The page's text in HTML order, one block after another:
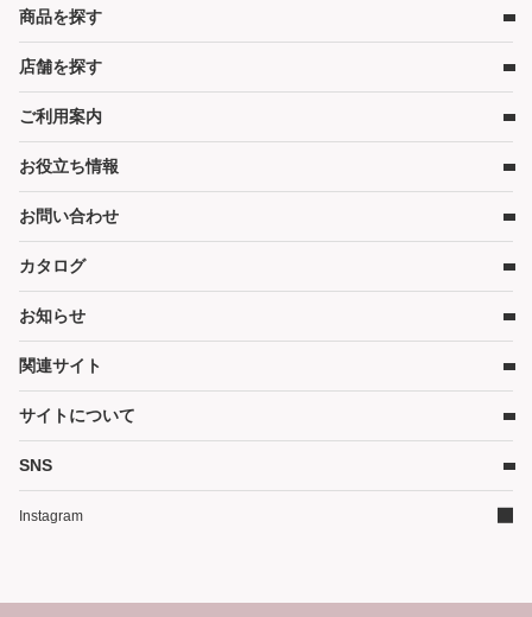
商品を探す
ベビー用品
ベビーベッド
ベビーマットレス・ベビー布団
チャイルドシート
ハイローチェア・ベビーチェア
スケール・バス
お部屋・安全用品
暮らし用品
その他グッズ
ご家庭商品サイト
ランキング
店舗を探す
店舗検索
ご利用案内
レンタルの流れ
受取り方法と送料
在庫表示について
各種割引特典について
予約キャンセルについて
WEBクレジット決済について
よくあるご質問
サイトについて
お役立ち情報
キャンペーン
コラム
お問い合わせ
お問い合わせ
カタログ
カタログ請求
カタログPDF［2026年度版］（11MB）
お知らせ
かしてネッとからのお知らせ
関連サイト
ご家庭商品サイト
イベントかしてネッと
サイトについて
サイトマップ
SNS
Instagram